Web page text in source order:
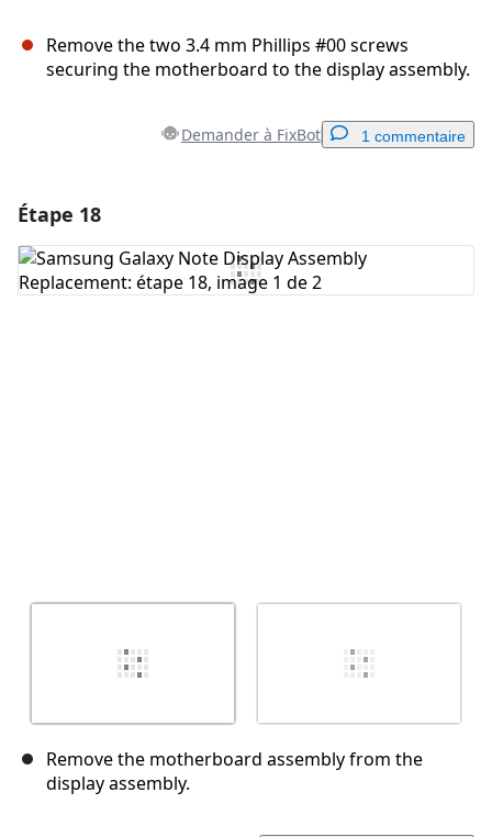
Remove the two 3.4 mm Phillips #00 screws
securing the motherboard to the display assembly.
Demander à FixBot 1 commentaire
Ajouter un commentaire
Étape 18
Remove the motherboard assembly from the
display assembly.